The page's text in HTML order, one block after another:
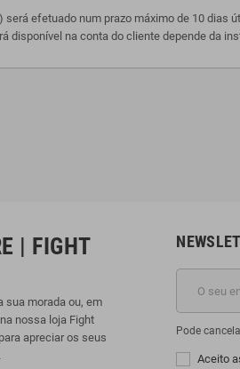
será efetuado num prazo máximo de 10
disponível na conta do cliente depende da
| FIGHT
sua morada ou, em
nossa loja Fight
apreciar os seus
Pode
Aceito